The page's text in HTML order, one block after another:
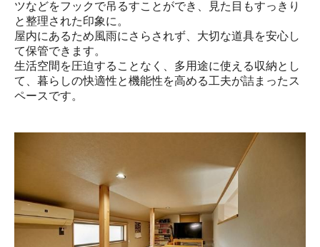
ツなどをフックで吊るすことができ、見た目もすっきり
と整理された印象に。
屋内にあるため風雨にさらされず、大切な道具を安心し
て保管できます。
生活空間を圧迫することなく、多用途に使える収納とし
て、暮らしの快適性と機能性を高める工夫が詰まったス
ペースです。